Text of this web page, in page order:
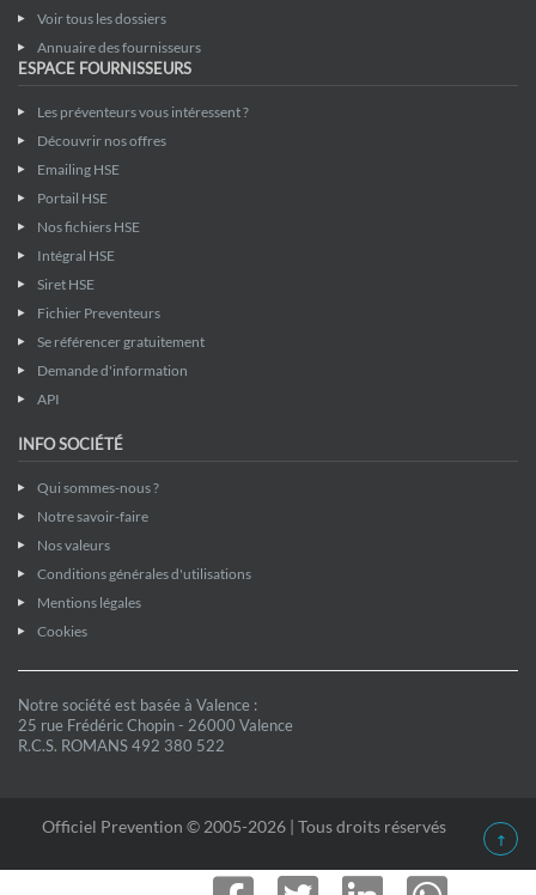
Voir tous les dossiers
Annuaire des fournisseurs
ESPACE FOURNISSEURS
Les préventeurs vous intéressent ?
Découvrir nos offres
Emailing HSE
Portail HSE
Nos fichiers HSE
Intégral HSE
Siret HSE
Fichier Preventeurs
Se référencer gratuitement
Demande d'information
API
INFO SOCIÉTÉ
Qui sommes-nous ?
Notre savoir-faire
Nos valeurs
Conditions générales d'utilisations
Mentions légales
Cookies
Notre société est basée à Valence :
25 rue Frédéric Chopin - 26000 Valence
R.C.S. ROMANS 492 380 522
Officiel Prevention © 2005-2026 | Tous droits réservés